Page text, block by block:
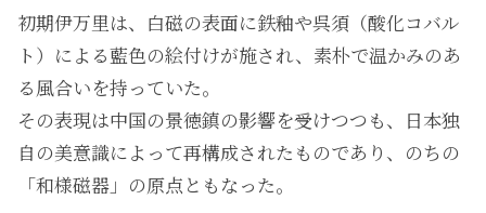
初期伊万里は、白磁の表面に鉄釉や呉須（酸化コバル
ト）による藍色の絵付けが施され、素朴で温かみのあ
る風合いを持っていた。
その表現は中国の景徳鎮の影響を受けつつも、日本独
自の美意識によって再構成されたものであり、のちの
「和様磁器」の原点ともなった。